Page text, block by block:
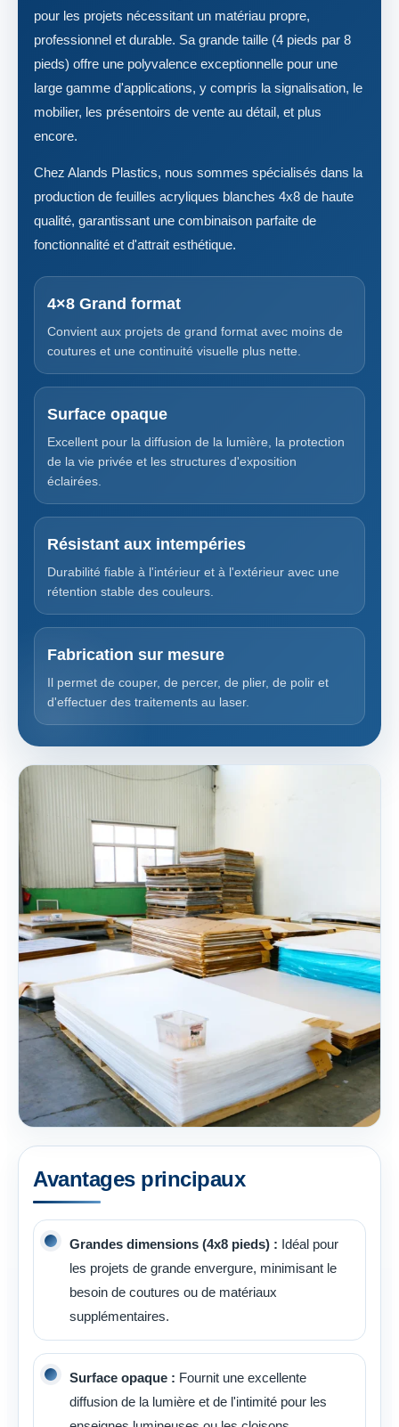
pour les projets nécessitant un matériau propre,
professionnel et durable. Sa grande taille (4 pieds par 8
pieds) offre une polyvalence exceptionnelle pour une
large gamme d'applications, y compris la signalisation, le
mobilier, les présentoirs de vente au détail, et plus
encore.
Chez Alands Plastics, nous sommes spécialisés dans la
production de feuilles acryliques blanches 4x8 de haute
qualité, garantissant une combinaison parfaite de
fonctionnalité et d'attrait esthétique.
4×8 Grand format
Convient aux projets de grand format avec moins de
coutures et une continuité visuelle plus nette.
Surface opaque
Excellent pour la diffusion de la lumière, la protection
de la vie privée et les structures d'exposition
éclairées.
Résistant aux intempéries
Durabilité fiable à l'intérieur et à l'extérieur avec une
rétention stable des couleurs.
Fabrication sur mesure
Il permet de couper, de percer, de plier, de polir et
d'effectuer des traitements au laser.
Avantages principaux
Grandes dimensions (4x8 pieds) : Idéal pour
les projets de grande envergure, minimisant le
besoin de coutures ou de matériaux
supplémentaires.
Surface opaque : Fournit une excellente
diffusion de la lumière et de l'intimité pour les